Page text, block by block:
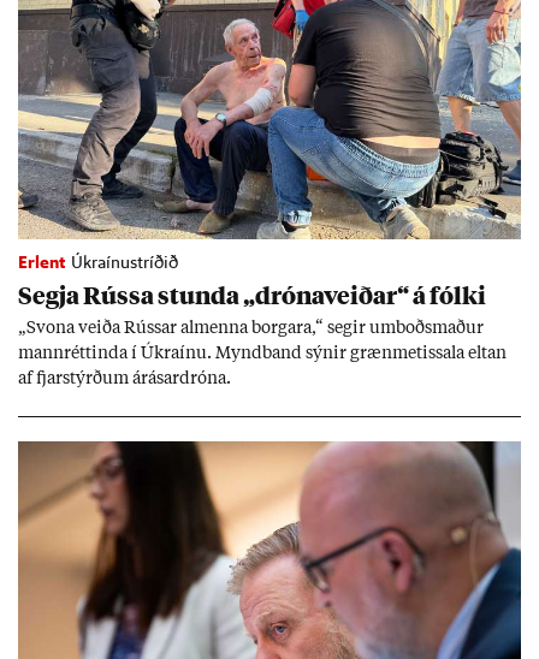
Erlent Úkraínustríðið
Segja Rússa stunda „dróna­veið­ar“ á fólki
„Svona veiða Rúss­ar al­menna borg­ara,“ seg­ir um­boðs­mað­ur
mann­rétt­inda í Úkraínu. Mynd­band sýn­ir græn­met­issala elt­an
af fjar­stýrð­um árás­ar­dróna.